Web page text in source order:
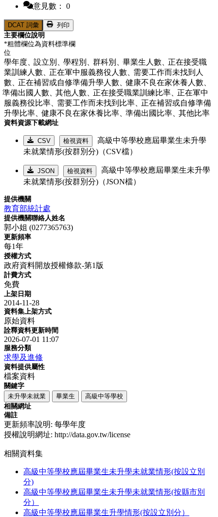
意見數： 0
DCAT 詞彙
列印
主要欄位說明
*粗體欄位為資料標準欄
位
學年度、設立別、學程別、群科別、畢業生人數、正在接受職
業訓練人數、正在軍中服義務役人數、需要工作而未找到人
數、正在補習或自修準備升學人數、健康不良在家休養人數、
準備出國人數、其他人數、正在接受職業訓練比率、正在軍中
服義務役比率、需要工作而未找到比率、正在補習或自修準備
升學比率、健康不良在家休養比率、準備出國比率、其他比率
資料資源下載網址
CSV 檢視資料
高級中等學校應屆畢業生未升學
未就業情形(按群別分)（CSV檔）
JSON 檢視資料
高級中等學校應屆畢業生未升學
未就業情形(按群別分)（JSON檔）
提供機關
教育部統計處
提供機關聯絡人姓名
郭小姐 (0277365763)
更新頻率
每1年
授權方式
政府資料開放授權條款-第1版
計費方式
免費
上架日期
2014-11-28
資料集上架方式
原始資料
詮釋資料更新時間
2026-07-01 11:07
服務分類
求學及進修
資料提供屬性
檔案資料
關鍵字
未升學未就業
畢業生
高級中等學校
相關網址
備註
更新頻率說明: 每學年度
授權說明網址: http://data.gov.tw/license
相關資料集
高級中等學校應屆畢業生未升學未就業情形(按設立別
分)
高級中等學校應屆畢業生未升學未就業情形(按縣市別
分）
高級中等學校應屆畢業生升學情形(按設立別分）